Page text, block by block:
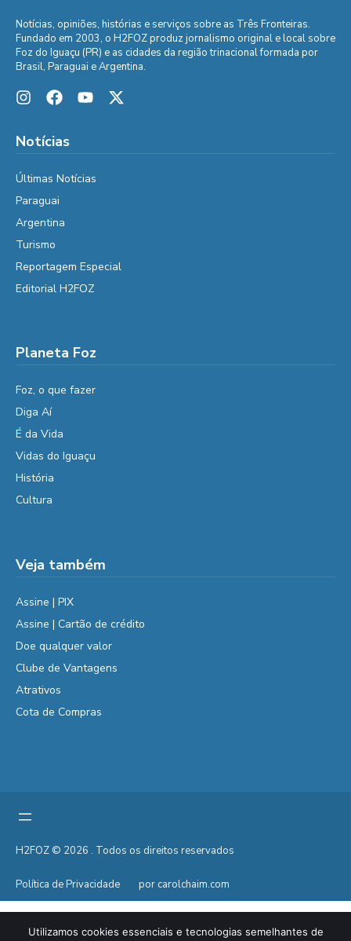
Notícias, opiniões, histórias e serviços sobre as Três Fronteiras.
Fundado em 2003, o H2FOZ produz jornalismo original e local sobre
Foz do Iguaçu (PR) e as cidades da região trinacional formada por
Brasil, Paraguai e Argentina.
Notícias
Últimas Notícias
Paraguai
Argentina
Turismo
Reportagem Especial
Editorial H2FOZ
Planeta Foz
Foz, o que fazer
Diga Aí
É da Vida
Vidas do Iguaçu
História
Cultura
Veja também
Assine | PIX
Assine | Cartão de crédito
Doe qualquer valor
Clube de Vantagens
Atrativos
Cota de Compras
H2FOZ © 2026 . Todos os direitos reservados
Política de Privacidade por carolchaim.com
Utilizamos cookies essenciais e tecnologias semelhantes de